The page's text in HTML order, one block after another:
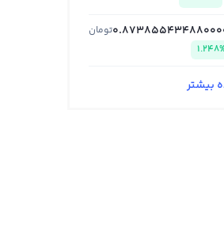
تومان
بیشتر